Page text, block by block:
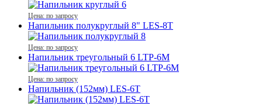
Цена: по запросу
Напильник полукруглый 8" LES-8T
Цена: по запросу
Напильник треугольный 6 LTP-6М
Цена: по запросу
Напильник (152мм) LES-6T